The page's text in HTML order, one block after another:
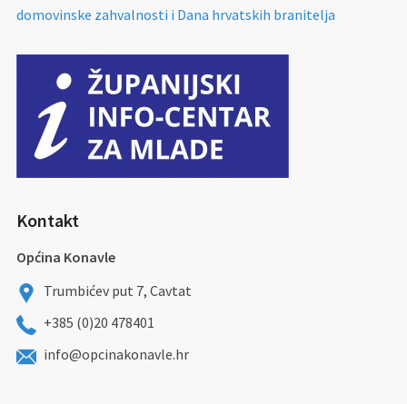
domovinske zahvalnosti i Dana hrvatskih branitelja
Kontakt
Općina Konavle
Trumbićev put 7, Cavtat
+385 (0)20 478401
info@opcinakonavle.hr